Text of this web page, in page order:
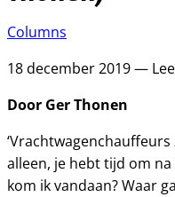
Columns
18 december 2019 —
Door Ger Thonen
alleen, je hebt tijd om
kom ik vandaan? Waar